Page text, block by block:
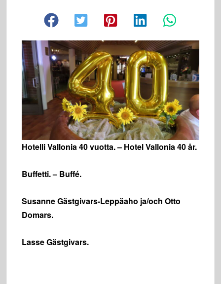
Hotelli Vallonia 40 vuotta. – Hotel Vallonia 40 år.
Buffetti. – Buffé.
Susanne Gästgivars-Leppäaho ja/och Otto
Domars.
Lasse Gästgivars.